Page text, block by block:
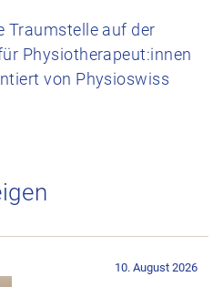
Traumstelle auf der
Physiotherapeut:innen
von Physioswiss
10. August 2026